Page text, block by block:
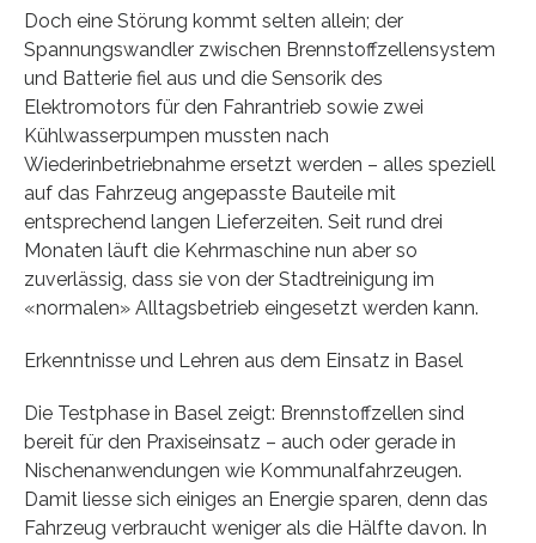
Doch eine Störung kommt selten allein; der
Spannungswandler zwischen Brennstoffzellensystem
und Batterie fiel aus und die Sensorik des
Elektromotors für den Fahrantrieb sowie zwei
Kühlwasserpumpen mussten nach
Wiederinbetriebnahme ersetzt werden – alles speziell
auf das Fahrzeug angepasste Bauteile mit
entsprechend langen Lieferzeiten. Seit rund drei
Monaten läuft die Kehrmaschine nun aber so
zuverlässig, dass sie von der Stadtreinigung im
«normalen» Alltagsbetrieb eingesetzt werden kann.
Erkenntnisse und Lehren aus dem Einsatz in Basel
Die Testphase in Basel zeigt: Brennstoffzellen sind
bereit für den Praxiseinsatz – auch oder gerade in
Nischenanwendungen wie Kommunalfahrzeugen.
Damit liesse sich einiges an Energie sparen, denn das
Fahrzeug verbraucht weniger als die Hälfte davon. In